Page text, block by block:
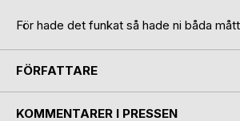
För hade det funkat så hade ni båda
FÖRFATTARE
KOMMENTARER I PRESSEN